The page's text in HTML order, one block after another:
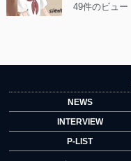
49件のビュー
NEWS
INTERVIEW
P-LIST